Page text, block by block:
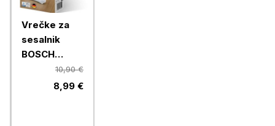
Vrečke za
sesalnik
BOSCH
BBZ41FGALL,
10,90 €
8,99 €